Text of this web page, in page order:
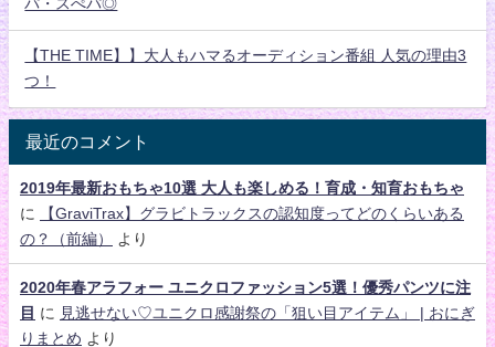
パ・スぺパ◎
【THE TIME】】大人もハマるオーディション番組 人気の理由3
つ！
最近のコメント
2019年最新おもちゃ10選 大人も楽しめる！育成・知育おもちゃ
に
【GraviTrax】グラビトラックスの認知度ってどのくらいある
の？（前編）
より
2020年春アラフォー ユニクロファッション5選！優秀パンツに注
目 に
見逃せない♡ユニクロ感謝祭の「狙い目アイテム」 | おにぎ
りまとめ より